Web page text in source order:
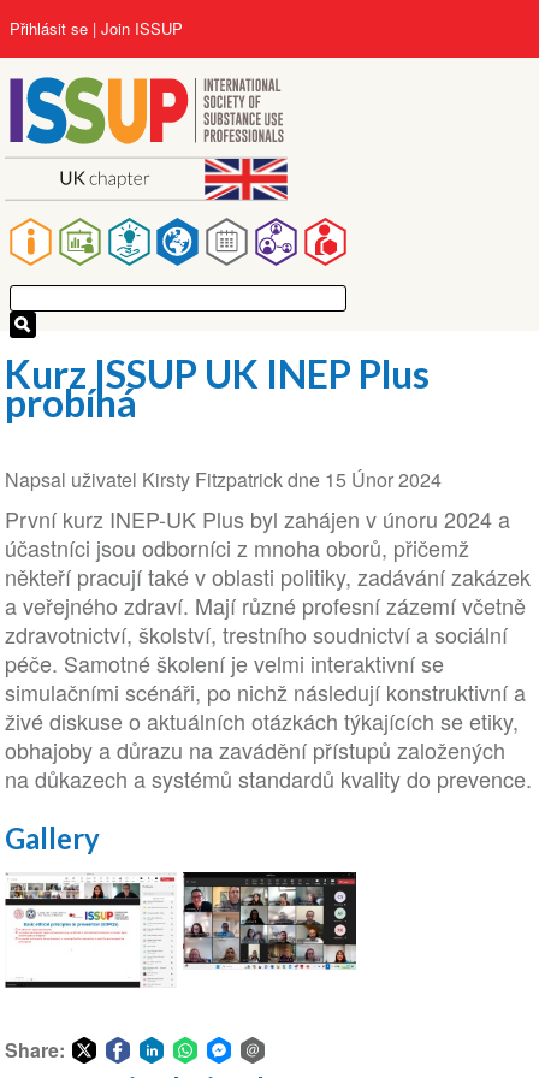
hlavnímu
obsahu
Main
navigation
User
account
menu
Přihlásit se Join ISSUP
Kurz ISSUP UK INEP Plus
probíhá
Napsal uživatel Kirsty Fitzpatrickdne 15 Únor 2024
První kurz INEP-UK Plus byl zahájen v únoru 2024 a
účastníci jsou odborníci z mnoha oborů, přičemž
někteří pracují také v oblasti politiky, zadávání zakázek
a veřejného zdraví. Mají různé profesní zázemí včetně
zdravotnictví, školství, trestního soudnictví a sociální
péče. Samotné školení je velmi interaktivní se
simulačními scénáři, po nichž následují konstruktivní a
živé diskuse o aktuálních otázkách týkajících se etiky,
obhajoby a důrazu na zavádění přístupů založených
na důkazech a systémů standardů kvality do prevence.
Gallery
obrazovky
relace
relace
2
Share: